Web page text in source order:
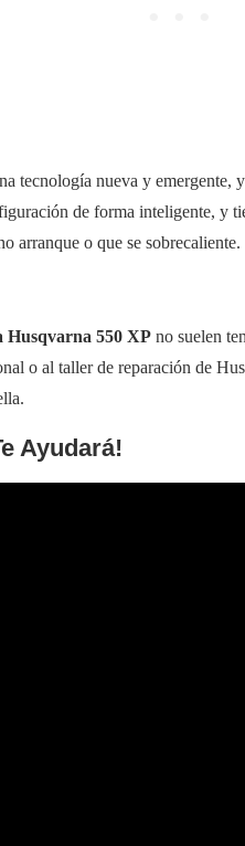
tecnología nueva y
de forma inteligente, y
arranque o que se sobrecaliente.
Husqvarna 550 XP no suelen
o al taller de reparación de
Ayudará!